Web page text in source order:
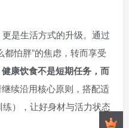
是生活方式的升级。通过
怕胖”的焦虑，转而享受
健康饮食不是短期任务，而
续沿用核心原则，搭配适
），让好身材与活力状态